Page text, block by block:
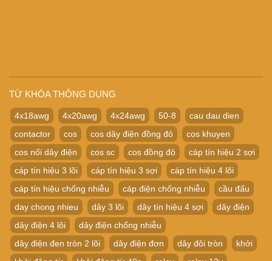
TỪ KHÓA THÔNG DỤNG
4x18awg 4x20awg 4x24awg 50-8
cau dau dien
contactor
cos cos dây điện đồng đỏ
cos khuyen
cos nối dây điện
cos sc cos đồng đỏ
cáp tín hiệu 2 sợi
cáp tín hiệu 3 lõi
cáp tín hiệu 3 sợi
cáp tín hiệu 4 lõi
cáp tín hiệu chống nhiễu
cáp điện chống nhiễu
cầu đấu
day chong nhieu
dây 3 lõi dây tín hiệu 4 sợi
dây điện
dây điện 4 lõi
dây điện chống nhiễu
dây điện đen tròn 2 lõi
dây điện đơn dây đôi tròn
khởi